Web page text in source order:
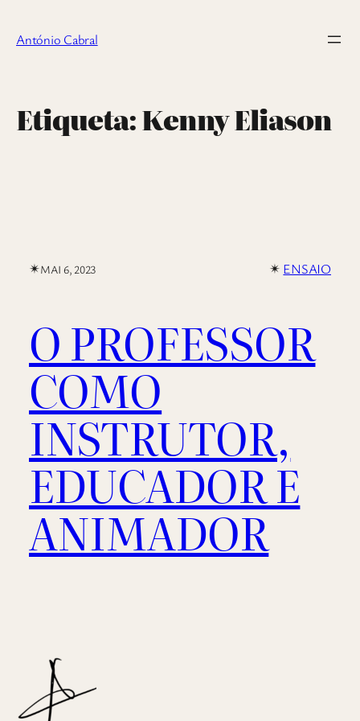
António Cabral
Etiqueta:Kenny Eliason
✴︎MAI 6, 2023 ✴︎ ENSAIO
O PROFESSOR
COMO
INSTRUTOR,
EDUCADOR E
ANIMADOR